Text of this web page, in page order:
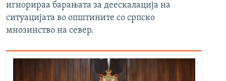
игнорираа барањата за деескалација на
ситуацијата во општините со српско
мнозинство на север.